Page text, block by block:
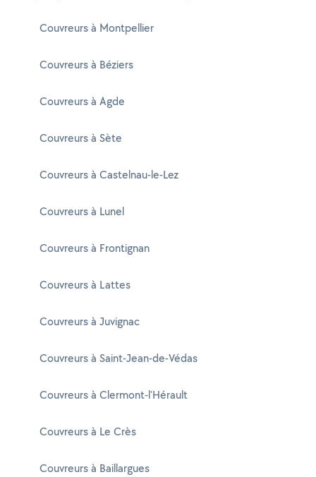
Couvreurs à Montpellier
Couvreurs à Béziers
Couvreurs à Agde
Couvreurs à Sète
Couvreurs à Castelnau-le-Lez
Couvreurs à Lunel
Couvreurs à Frontignan
Couvreurs à Lattes
Couvreurs à Juvignac
Couvreurs à Saint-Jean-de-Védas
Couvreurs à Clermont-l'Hérault
Couvreurs à Le Crès
Couvreurs à Baillargues